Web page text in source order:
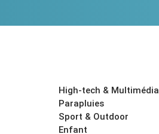
High-tech & Multimédia
Parapluies
Sport & Outdoor
Enfant